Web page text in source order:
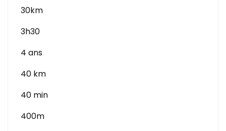
30km
3h30
4 ans
40 km
40 min
400m